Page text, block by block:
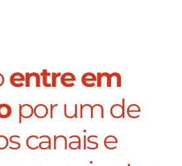
entre em
por um de
canais e